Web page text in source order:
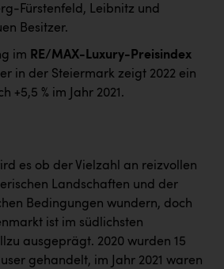
Fürstenfeld, Leibnitz und
Besitzer.
im RE/MAX-Luxury-Preisindex
in der Steiermark zeigt 2022 ein
+5,5 % im Jahr 2021.
es ob der Vielzahl an reizvollen
Landschaften und der
Bedingungen wundern, doch
ist im südlichsten
ausgeprägt. 2020 wurden 15
gehandelt, im Jahr 2021 waren